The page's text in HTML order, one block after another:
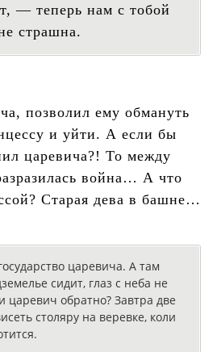
— теперь нам с тобой
страшна.
позволил ему обмануть
и уйти. А если бы
царевича?! То между
война… А что
Старая дева в башне…
царевича. А там
сидит, глаз с неба не
царевич обратно? Завтра две
столяру на веревке, коли